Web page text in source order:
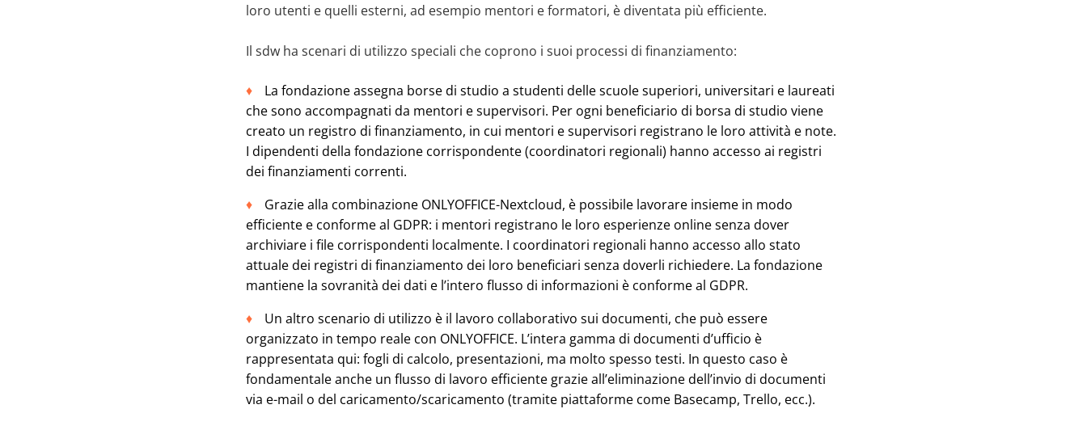
loro utenti e quelli esterni, ad esempio mentori e formatori, è diventata più efficiente.
Il sdw ha scenari di utilizzo speciali che coprono i suoi processi di finanziamento:
La fondazione assegna borse di studio a studenti delle scuole superiori, universitari e laureati
che sono accompagnati da mentori e supervisori. Per ogni beneficiario di borsa di studio viene
creato un registro di finanziamento, in cui mentori e supervisori registrano le loro attività e note.
I dipendenti della fondazione corrispondente (coordinatori regionali) hanno accesso ai registri
dei finanziamenti correnti.
Grazie alla combinazione ONLYOFFICE-Nextcloud, è possibile lavorare insieme in modo
efficiente e conforme al GDPR: i mentori registrano le loro esperienze online senza dover
archiviare i file corrispondenti localmente. I coordinatori regionali hanno accesso allo stato
attuale dei registri di finanziamento dei loro beneficiari senza doverli richiedere. La fondazione
mantiene la sovranità dei dati e l’intero flusso di informazioni è conforme al GDPR.
Un altro scenario di utilizzo è il lavoro collaborativo sui documenti, che può essere
organizzato in tempo reale con ONLYOFFICE. L’intera gamma di documenti d’ufficio è
rappresentata qui: fogli di calcolo, presentazioni, ma molto spesso testi. In questo caso è
fondamentale anche un flusso di lavoro efficiente grazie all’eliminazione dell’invio di documenti
via e-mail o del caricamento/scaricamento (tramite piattaforme come Basecamp, Trello, ecc.).